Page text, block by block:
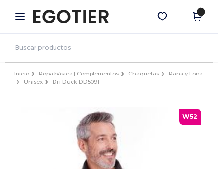
× App de Egotier
¡Mejores precios en app!
Descargar app
Inicio Ropa básica | Complementos Chaquetas
Pana y Lona
Unisex
Dri Duck DD5091
W52